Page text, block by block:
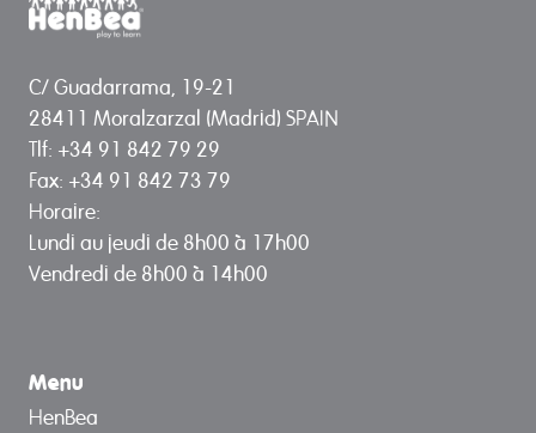
C/ Guadarrama, 19-21
28411 Moralzarzal (Madrid) SPAIN
Tlf: +34 91 842 79 29
Fax: +34 91 842 73 79
Horaire:
Lundi au jeudi de 8h00 à 17h00
Vendredi de 8h00 à 14h00
Menu
HenBea